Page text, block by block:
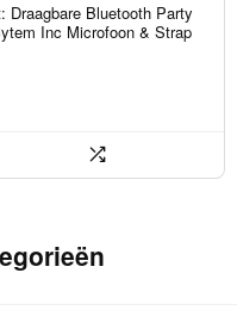
Draagbare Bluetooth Party
Inc Microfoon & Strap